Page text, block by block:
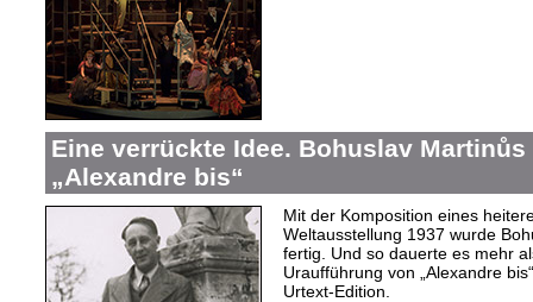
Eine verrückte Idee. Bohuslav
„Alexandre bis“
Mit der Komposition eines
Weltausstellung 1937 wurde
fertig. Und so dauerte es mehr
Uraufführung von „Alexandre
Urtext-Edition.